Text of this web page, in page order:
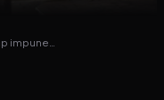
impune…